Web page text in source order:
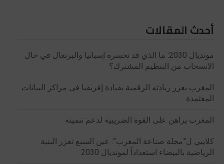
أحدث المقالات
مونديال 2030: ما الذي قد تخسره إسبانيا والبرتغال في حال
الانسحاب من التنظيم المشترك؟
المغرب يعزز ريادته الرقمية بقيادة إفريقيا في مراكز البيانات
المعتمدة
المغرب يراهن على القوة الضريبية لدعم تنميته
كلايبي ل”مجلة صناعة المغرب”: عين السبع تعزز البنية
الرياضية بالبيضاء استعداداً لمونديال 2030